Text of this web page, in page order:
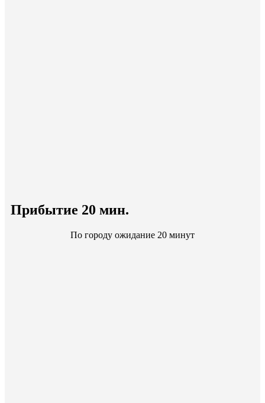
Прибытие 20 мин.
По городу ожидание 20 минут